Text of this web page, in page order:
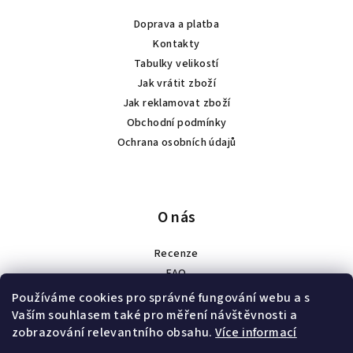
Používáme cookies pro správné fungování webu a s
Vaším souhlasem také pro měření návštěvnosti a
zobrazování relevantního obsahu.Více informací
Doprava a platba
Kontakty
Tabulky velikostí
Jak vrátit zboží
Jak reklamovat zboží
Obchodní podmínky
Ochrana osobních údajů
O nás
Recenze
FAQ
Spolupráce
Náš příběh
Velkoobchod a zakázková výroba